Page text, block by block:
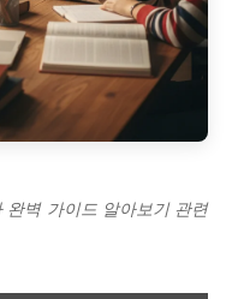
완벽 가이드 알아보기 관련